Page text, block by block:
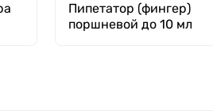
Пипетатор (фингер)
поршневой до 10 мл